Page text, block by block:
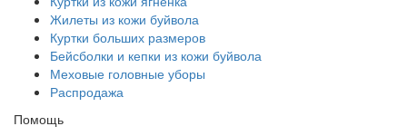
Жилеты из кожи буйвола
Куртки больших размеров
Бейсболки и кепки из кожи буйвола
Меховые головные уборы
Распродажа
Помощь